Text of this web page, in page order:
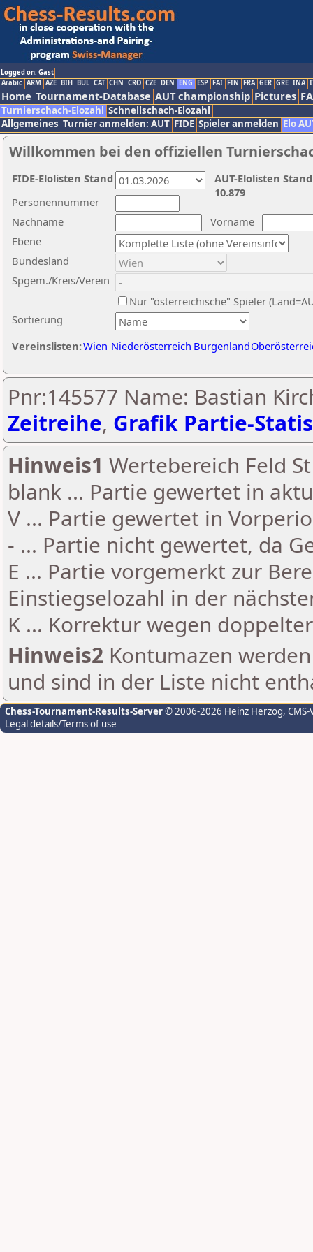
Logged on: Gast
Arabic ARM AZE BIH BUL CAT CHN CRO CZE DEN ENG ESP FAI FIN FRA GER GRE INA
Home Tournament-Database AUT championship Pictures
Turnierschach-Elozahl Schnellschach-Elozahl
Allgemeines Turnier anmelden: AUT FIDE Spieler anmelden Elo
Willkommen bei den offiziellen
Nachname
Vorname
Ebene
Sortierung
Personennummer
Bundesland
Spgem./Kreis/Verein
Nur "österreichische" Spieler
Vereinslisten:Wien Niederösterreich Burgenland
AUT-Elolisten
10.879
FIDE-Elolisten Stand
Pnr:145577 Name: Bastian
Zeitreihe, Grafik Partie-
Hinweis1 Wertebereich Feld
blank ... Partie gewertet in
V ... Partie gewertet in
- ... Partie nicht gewertet, da
E ... Partie vorgemerkt zur
Einstiegselozahl in der
K ... Korrektur wegen
Hinweis2 Kontumazen
und sind in der Liste nicht
Chess-Tournament-Results-Server© 2006-2026 Heinz Herzog,
Legal details/Terms of use